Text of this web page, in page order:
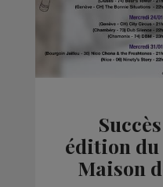
édition
Maison